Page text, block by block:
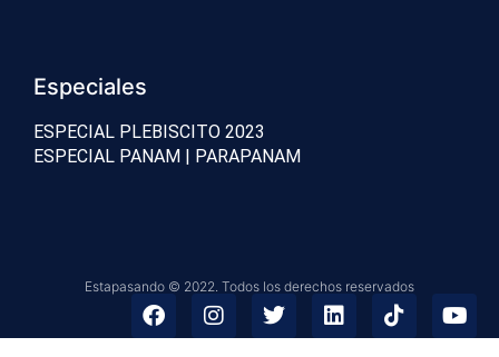
Especiales
ESPECIAL PLEBISCITO 2023
ESPECIAL PANAM | PARAPANAM
Estapasando © 2022. Todos los derechos reservados